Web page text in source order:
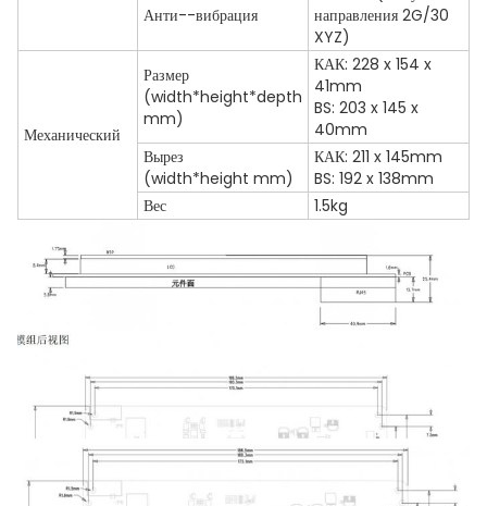
Анти--вибрация
направления 2G/30
XYZ)
Механический
Размер
(width*height*depth
mm)
КАК: 228 x 154 x
41mm
BS: 203 x 145 x
40mm
Вырез
(width*height mm)
КАК: 211 x 145mm
BS: 192 x 138mm
Вес
1.5kg